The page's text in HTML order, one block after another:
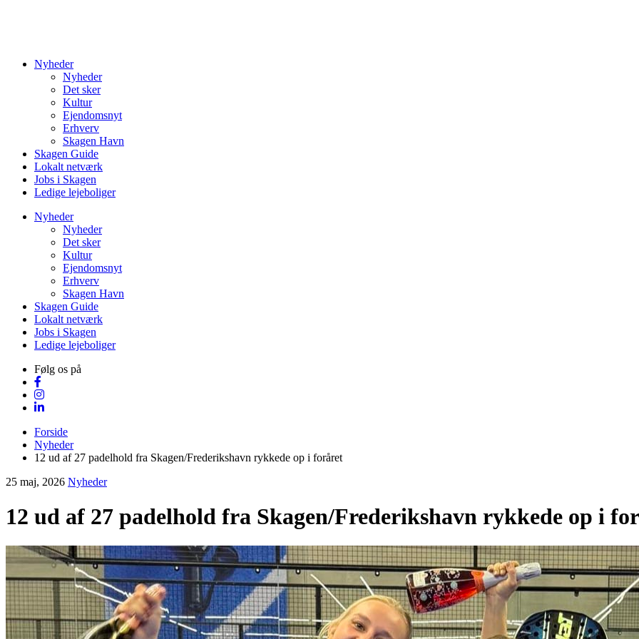
Nyheder
Nyheder
Det sker
Kultur
Ejendomsnyt
Erhverv
Skagen Havn
Skagen Guide
Lokalt netværk
Jobs i Skagen
Ledige lejeboliger
Nyheder
Nyheder
Det sker
Kultur
Ejendomsnyt
Erhverv
Skagen Havn
Skagen Guide
Lokalt netværk
Jobs i Skagen
Ledige lejeboliger
Følg os på
Forside
Nyheder
12 ud af 27 padelhold fra Skagen/Frederikshavn rykkede op i foråret
25 maj, 2026 Nyheder
12 ud af 27 padelhold fra Skagen/Frederikshavn rykkede op i